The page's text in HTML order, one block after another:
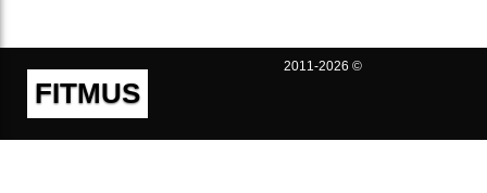
FITMUS
2011-2026 ©